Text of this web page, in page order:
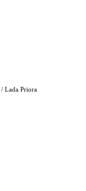
/ Lada Priora